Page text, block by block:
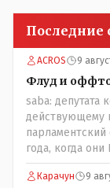
Последние
ACROS 9
Флуд и
saba: депутата
действующему
парламентский
года, когда
Назарбаева,
некоторых
Карачун 9